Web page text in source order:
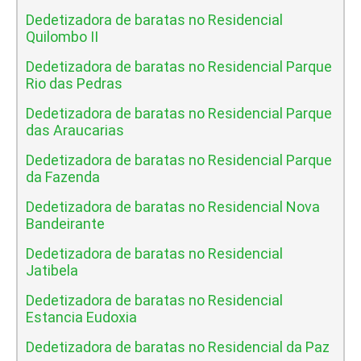
Dedetizadora de baratas no Residencial
Quilombo II
Dedetizadora de baratas no Residencial Parque
Rio das Pedras
Dedetizadora de baratas no Residencial Parque
das Araucarias
Dedetizadora de baratas no Residencial Parque
da Fazenda
Dedetizadora de baratas no Residencial Nova
Bandeirante
Dedetizadora de baratas no Residencial
Jatibela
Dedetizadora de baratas no Residencial
Estancia Eudoxia
Dedetizadora de baratas no Residencial da Paz